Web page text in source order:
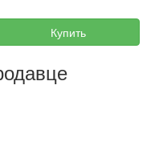
Купить